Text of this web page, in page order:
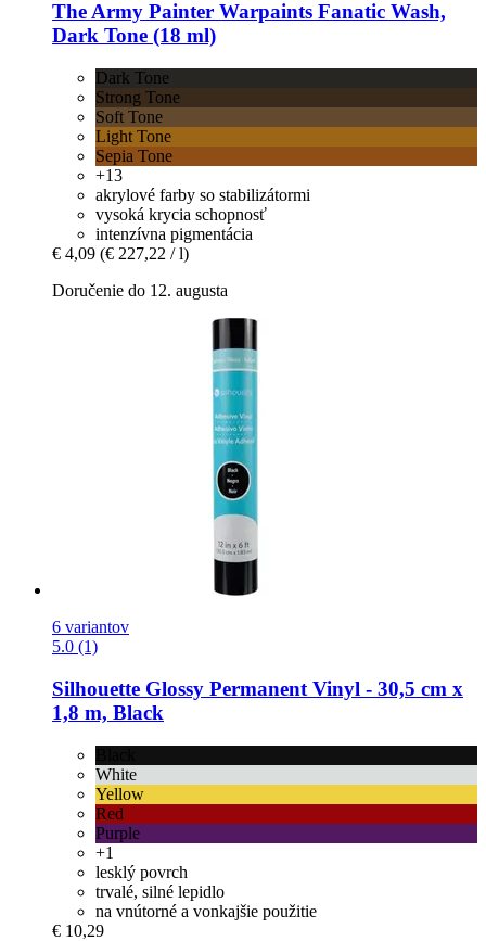
The Army Painter Warpaints Fanatic Wash,
Dark Tone (18 ml)
Dark Tone
Strong Tone
Soft Tone
Light Tone
Sepia Tone
+13
akrylové farby so stabilizátormi
vysoká krycia schopnosť
intenzívna pigmentácia
€ 4,09 (€ 227,22 / l)
Doručenie do 12. augusta
6 variantov
5.0 (1)
Silhouette Glossy Permanent Vinyl -​ 30,5 cm x
1,8 m, Black
White
Yellow
Red
Purple
+1
lesklý povrch
trvalé, silné lepidlo
na vnútorné a vonkajšie použitie
€ 10,29